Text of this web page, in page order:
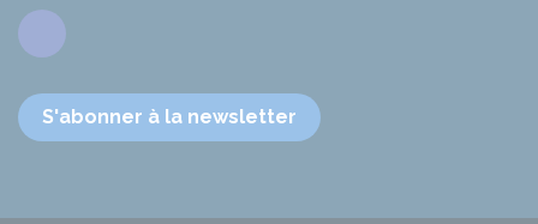
Facebook
S'abonner à la newsletter